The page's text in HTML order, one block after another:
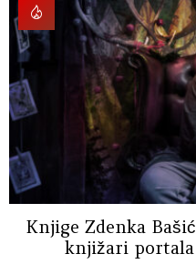
Knjige Zdenka
knjižari